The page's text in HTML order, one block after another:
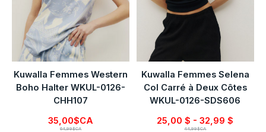
Kuwalla Femmes Western
Boho Halter WKUL-0126-
CHH107
35,00$CA
64,99$CA
Kuwalla Femmes Selena
Col Carré à Deux Côtes
WKUL-0126-SDS606
25,00 $ - 32,99 $
44,99$CA